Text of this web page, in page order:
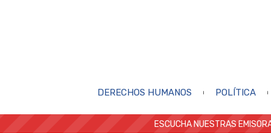
DERECHOS HUMANOS POLÍTICA
ESCUCHA NUESTRAS